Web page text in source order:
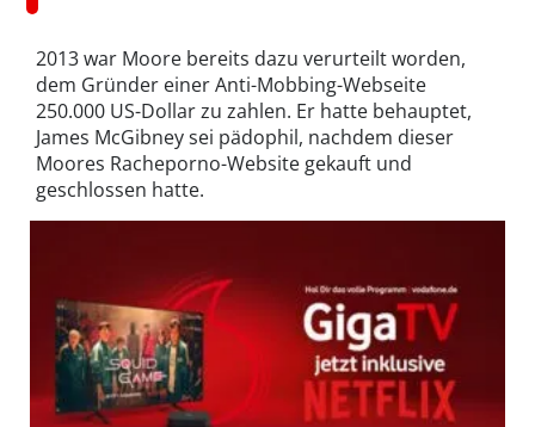
2013 war Moore bereits dazu verurteilt worden,
dem Gründer einer Anti-Mobbing-Webseite
250.000 US-Dollar zu zahlen. Er hatte behauptet,
James McGibney sei pädophil, nachdem dieser
Moores Racheporno-Website gekauft und
geschlossen hatte.